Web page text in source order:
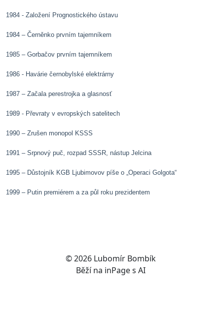
1984 - Založení Prognostického ústavu
1984 – Černěnko prvním tajemníkem
1985 – Gorbačov prvním tajemníkem
1986 - Havárie černobylské elektrárny
1987 – Začala perestrojka a glasnosť
1989 - Převraty v evropských satelitech
1990 – Zrušen monopol KSSS
1991 – Srpnový puč, rozpad SSSR, nástup Jelcina
1995 – Důstojník KGB Ljubimovov píše o „Operaci Golgota“
1999 – Putin premiérem a za půl roku prezidentem
© 2026 Lubomír Bombík
Běží na inPages AI